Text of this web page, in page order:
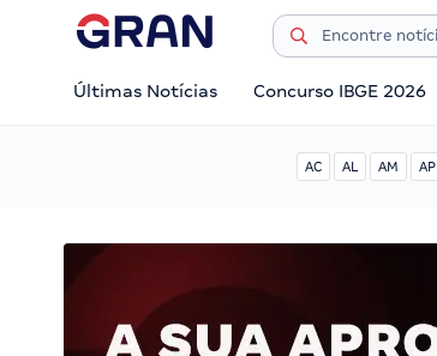
Últimas Notícias Concurso IBGE 2026
AC AL AM AP